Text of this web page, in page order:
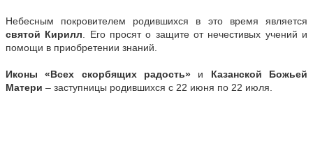
Небесным покровителем родившихся в это время является
святой Кирилл. Его просят о защите от нечестивых учений и
помощи в приобретении знаний.
Иконы «Всех скорбящих радость» и Казанской Божьей
Матери – заступницы родившихся с 22 июня по 22 июля.